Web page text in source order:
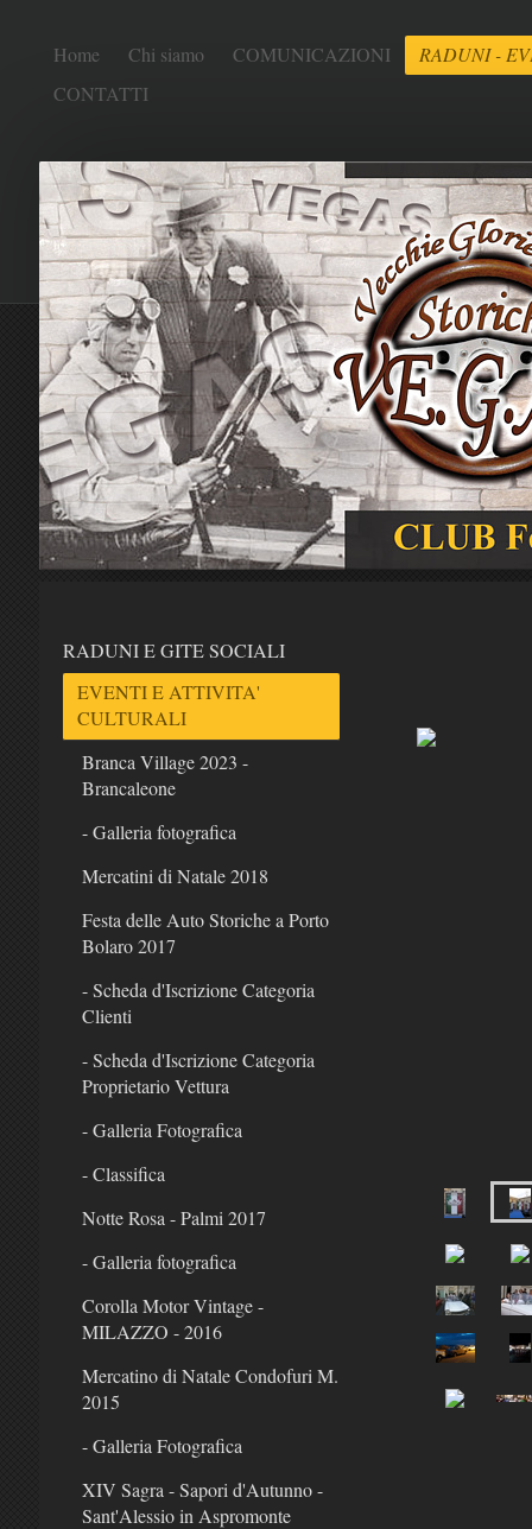
Home Chi siamo COMUNICAZIONI
RADUNI -
CONTATTI
RADUNI E GITE SOCIALI
EVENTI E ATTIVITA'
CULTURALI
Branca Village 2023 -
Brancaleone
- Galleria fotografica
Mercatini di Natale 2018
Festa delle Auto Storiche a Porto
Bolaro 2017
- Scheda d'Iscrizione Categoria
Clienti
- Scheda d'Iscrizione Categoria
Proprietario Vettura
- Galleria Fotografica
- Classifica
Notte Rosa - Palmi 2017
- Galleria fotografica
Corolla Motor Vintage -
MILAZZO - 2016
Mercatino di Natale Condofuri M.
2015
- Galleria Fotografica
XIV Sagra - Sapori d'Autunno -
Sant'Alessio in Aspromonte